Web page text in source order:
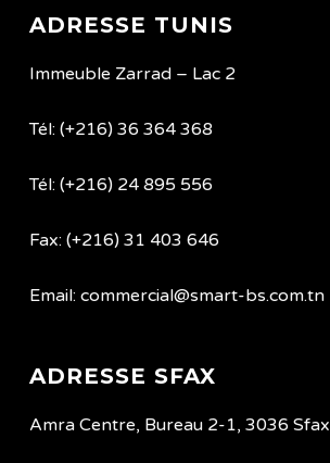
ADRESSE TUNIS
Immeuble Zarrad – Lac 2
Tél: (+216) 36 364 368
Tél: (+216) 24 895 556
Fax: (+216) 31 403 646
Email: commercial@smart-bs.com.tn
ADRESSE SFAX
Amra Centre, Bureau 2-1, 3036 Sfax